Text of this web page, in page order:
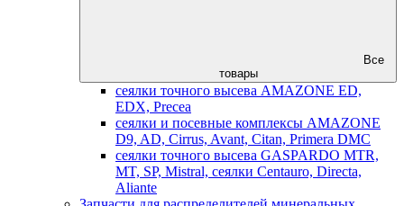
Все
товары
сеялки точного высева AMAZONE ED,
EDX, Precea
сеялки и посевные комплексы AMAZONE
D9, AD, Cirrus, Avant, Citan, Primera DMC
сеялки точного высева GASPARDO MTR,
MT, SP, Mistral, сеялки Centauro, Directa,
Aliante